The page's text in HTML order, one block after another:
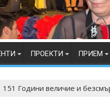
ПРОЕКТИ ПРИЕМ
151 Години величие и